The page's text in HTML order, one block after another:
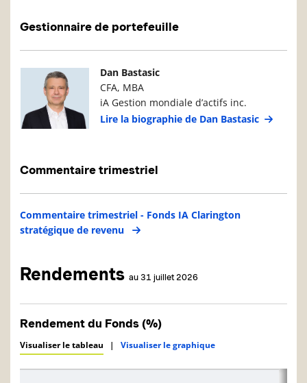
Gestionnaire de portefeuille
Photo du gestionnaire de portefeuille
Dan Bastasic
CFA, MBA
iA Gestion mondiale d’actifs inc.
Lire la biographie de Dan Bastasic
Commentaire trimestriel
Commentaire trimestriel - Fonds IA Clarington
stratégique de revenu
Rendements au 31 juillet 2026
Rendement du Fonds (%)
Visualiser le tableau | Visualiser le graphique